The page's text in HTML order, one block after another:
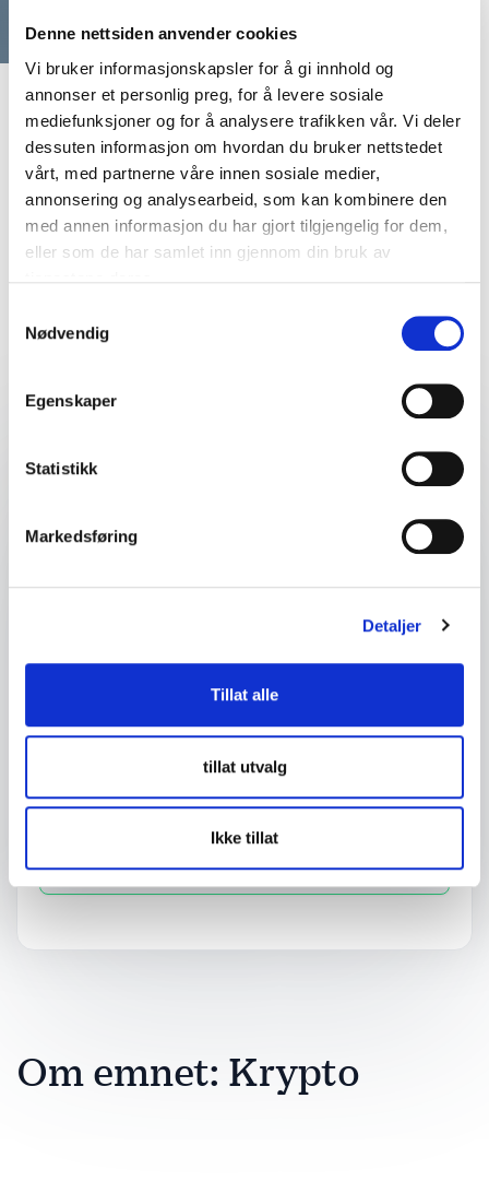
Denne nettsiden anvender cookies
Vi bruker informasjonskapsler for å gi innhold og
annonser et personlig preg, for å levere sosiale
mediefunksjoner og for å analysere trafikken vår. Vi deler
dessuten informasjon om hvordan du bruker nettstedet
vårt, med partnerne våre innen sosiale medier,
annonsering og analysearbeid, som kan kombinere den
med annen informasjon du har gjort tilgjengelig for dem,
eller som de har samlet inn gjennom din bruk av
Nødvendig
Egenskaper
Statistikk
Markedsføring
Detaljer
Tillat alle
tillat utvalg
Ikke tillat
Finn den perfekte match til ditt
event
Dit telefonnummer
Firma eller organisasjon
Detaljer om ditt arrangement
Send forespørsel
Om emnet: Krypto